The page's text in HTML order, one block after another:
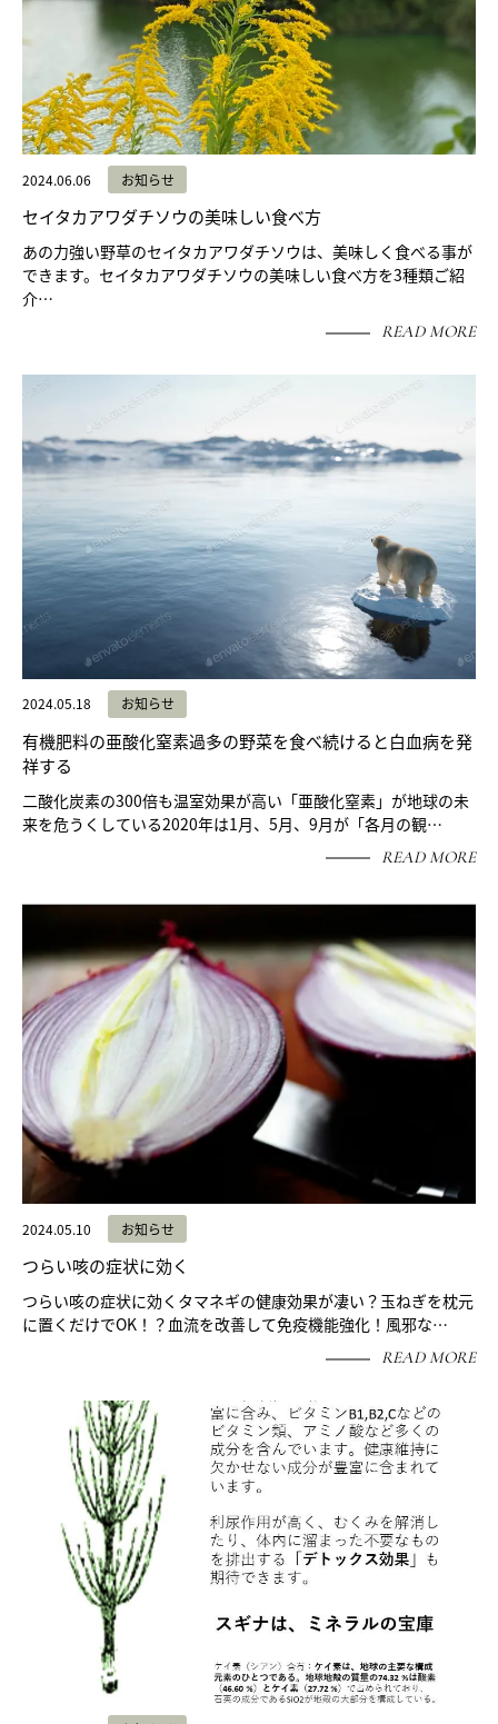
2024.06.06 お知らせ
セイタカアワダチソウの美味しい食べ方
あの力強い野草のセイタカアワダチソウは、美味しく食べる事が
できます。セイタカアワダチソウの美味しい食べ方を3種類ご紹
介…
READ MORE
2024.05.18 お知らせ
有機肥料の亜酸化窒素過多の野菜を食べ続けると白血病を発
祥する
二酸化炭素の300倍も温室効果が高い「亜酸化窒素」が地球の未
来を危うくしている2020年は1月、5月、9月が「各月の観…
READ MORE
2024.05.10 お知らせ
つらい咳の症状に効く
つらい咳の症状に効くタマネギの健康効果が凄い？玉ねぎを枕元
に置くだけでOK！？血流を改善して免疫機能強化！風邪な…
READ MORE